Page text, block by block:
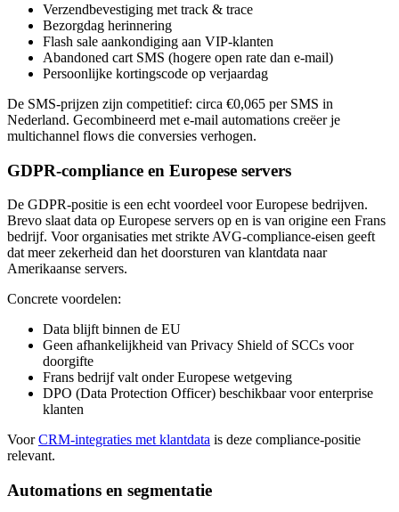
Verzendbevestiging met track & trace
Bezorgdag herinnering
Flash sale aankondiging aan VIP-klanten
Abandoned cart SMS (hogere open rate dan e-mail)
Persoonlijke kortingscode op verjaardag
De SMS-prijzen zijn competitief: circa €0,065 per SMS in
Nederland. Gecombineerd met e-mail automations creëer je
multichannel flows die conversies verhogen.
GDPR-compliance en Europese servers
De GDPR-positie is een echt voordeel voor Europese bedrijven.
Brevo slaat data op Europese servers op en is van origine een Frans
bedrijf. Voor organisaties met strikte AVG-compliance-eisen geeft
dat meer zekerheid dan het doorsturen van klantdata naar
Amerikaanse servers.
Concrete voordelen:
Data blijft binnen de EU
Geen afhankelijkheid van Privacy Shield of SCCs voor
doorgifte
Frans bedrijf valt onder Europese wetgeving
DPO (Data Protection Officer) beschikbaar voor enterprise
klanten
VoorCRM-integraties met klantdata is deze compliance-positie
relevant.
Automations en segmentatie